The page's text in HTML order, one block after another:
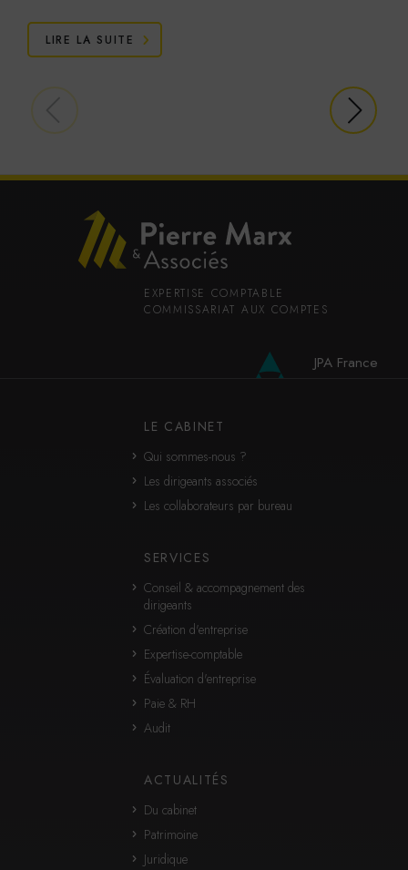
LIRE LA SUITE
EXPERTISE COMPTABLE
COMMISSARIAT AUX COMPTES
JPA France
LE CABINET
Qui sommes-nous ?
Les dirigeants associés
Les collaborateurs par bureau
SERVICES
Conseil & accompagnement des
dirigeants
Création d'entreprise
Expertise-comptable
Évaluation d'entreprise
Paie & RH
Audit
ACTUALITÉS
Du cabinet
Patrimoine
Juridique